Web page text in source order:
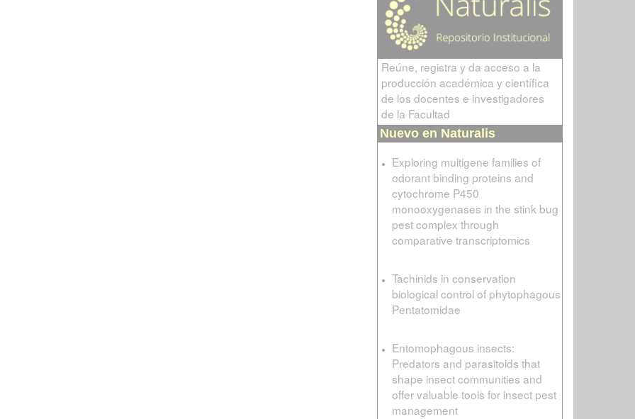
Reúne, registra y da acceso a la
producción académica y científica
de los docentes e investigadores
de la Facultad
Nuevo en Naturalis
Exploring multigene families of
odorant binding proteins and
cytochrome P450
monooxygenases in the stink bug
pest complex through
comparative transcriptomics
Tachinids in conservation
biological control of phytophagous
Pentatomidae
Entomophagous insects:
Predators and parasitoids that
shape insect communities and
offer valuable tools for insect pest
management